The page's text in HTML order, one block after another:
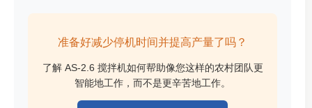
准备好减少停机时间并提高产量了吗？
了解 AS-2.6 搅拌机如何帮助像您这样的农村团队更
智能地工作，而不是更辛苦地工作。